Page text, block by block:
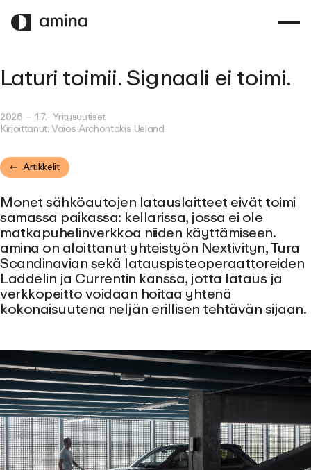
PÄÄSISÄLTÖÖN
Laturi toimii. Signaali ei toimi.
2026 – 1.7.- Yritysuutiset
Kirjoittanut:Vaios Archontakis Ueland
Artikkelit
Monet sähköautojen latauslaitteet eivät toimi
samassa paikassa: kellarissa, jossa ei ole
matkapuhelinverkkoa niiden käyttämiseen.
amina on aloittanut yhteistyön Nextivityn, Tura
Scandinavian sekä latauspisteoperaattoreiden
Laddelin ja Currentin kanssa, jotta lataus ja
verkkopeitto voidaan hoitaa yhtenä
kokonaisuutena neljän erillisen tehtävän sijaan.